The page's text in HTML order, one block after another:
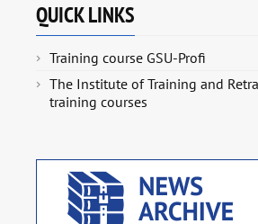
QUICK LINKS
Training course GSU-Profi
The Institute of Training and
training courses